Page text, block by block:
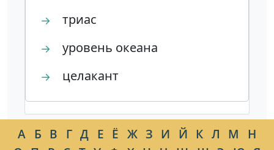
→ триас
→ уровень океана
→ целакант
А Б В Г Д Е Ё Ж З И Й К Л М
Н